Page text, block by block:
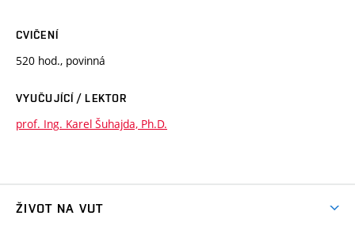
CVIČENÍ
520 hod., povinná
VYUČUJÍCÍ / LEKTOR
prof. Ing. Karel Šuhajda, Ph.D.
ŽIVOT NA VUT